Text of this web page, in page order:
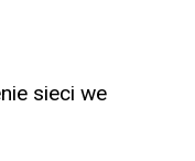
sieci we